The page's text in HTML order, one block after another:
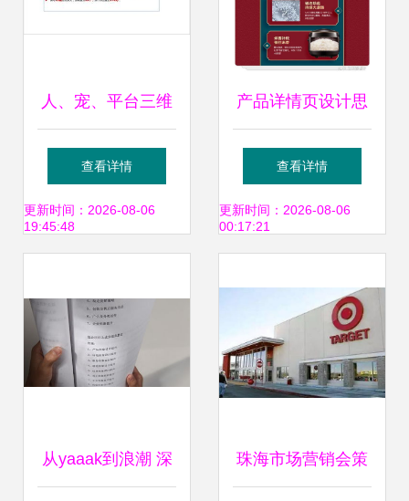
人、宠、平台三维
联动 冷启动期宠物
食品品牌全渠道增
查看详情
更新时间：2026-08-06
19:45:48
产品详情页设计思
路与市场营销策划
从用户体验到转化
查看详情
更新时间：2026-08-06
00:17:21
从yaaak到浪潮 深 珠海市场营销会策